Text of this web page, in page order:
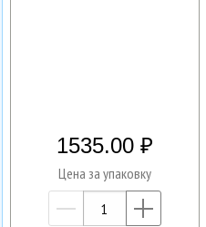
1535.00
Цена за упаковку
—